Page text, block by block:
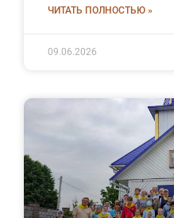
ЧИТАТЬ ПОЛНОСТЬЮ »
09.06.2026